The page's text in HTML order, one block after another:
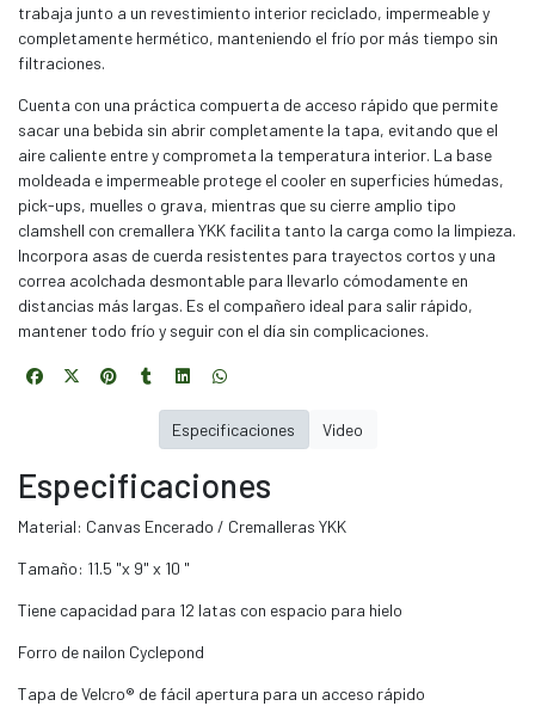
trabaja junto a un revestimiento interior reciclado, impermeable y
completamente hermético, manteniendo el frío por más tiempo sin
filtraciones.
Cuenta con una práctica compuerta de acceso rápido que permite
sacar una bebida sin abrir completamente la tapa, evitando que el
aire caliente entre y comprometa la temperatura interior. La base
moldeada e impermeable protege el cooler en superficies húmedas,
pick-ups, muelles o grava, mientras que su cierre amplio tipo
clamshell con cremallera YKK facilita tanto la carga como la limpieza.
Incorpora asas de cuerda resistentes para trayectos cortos y una
correa acolchada desmontable para llevarlo cómodamente en
distancias más largas. Es el compañero ideal para salir rápido,
mantener todo frío y seguir con el día sin complicaciones.
Especificaciones
Material: Canvas Encerado / Cremalleras YKK
Tamaño: 11.5 "x 9" x 10 "
Tiene capacidad para 12 latas con espacio para hielo
Forro de nailon Cyclepond
Tapa de Velcro® de fácil apertura para un acceso rápido
Especificaciones Video